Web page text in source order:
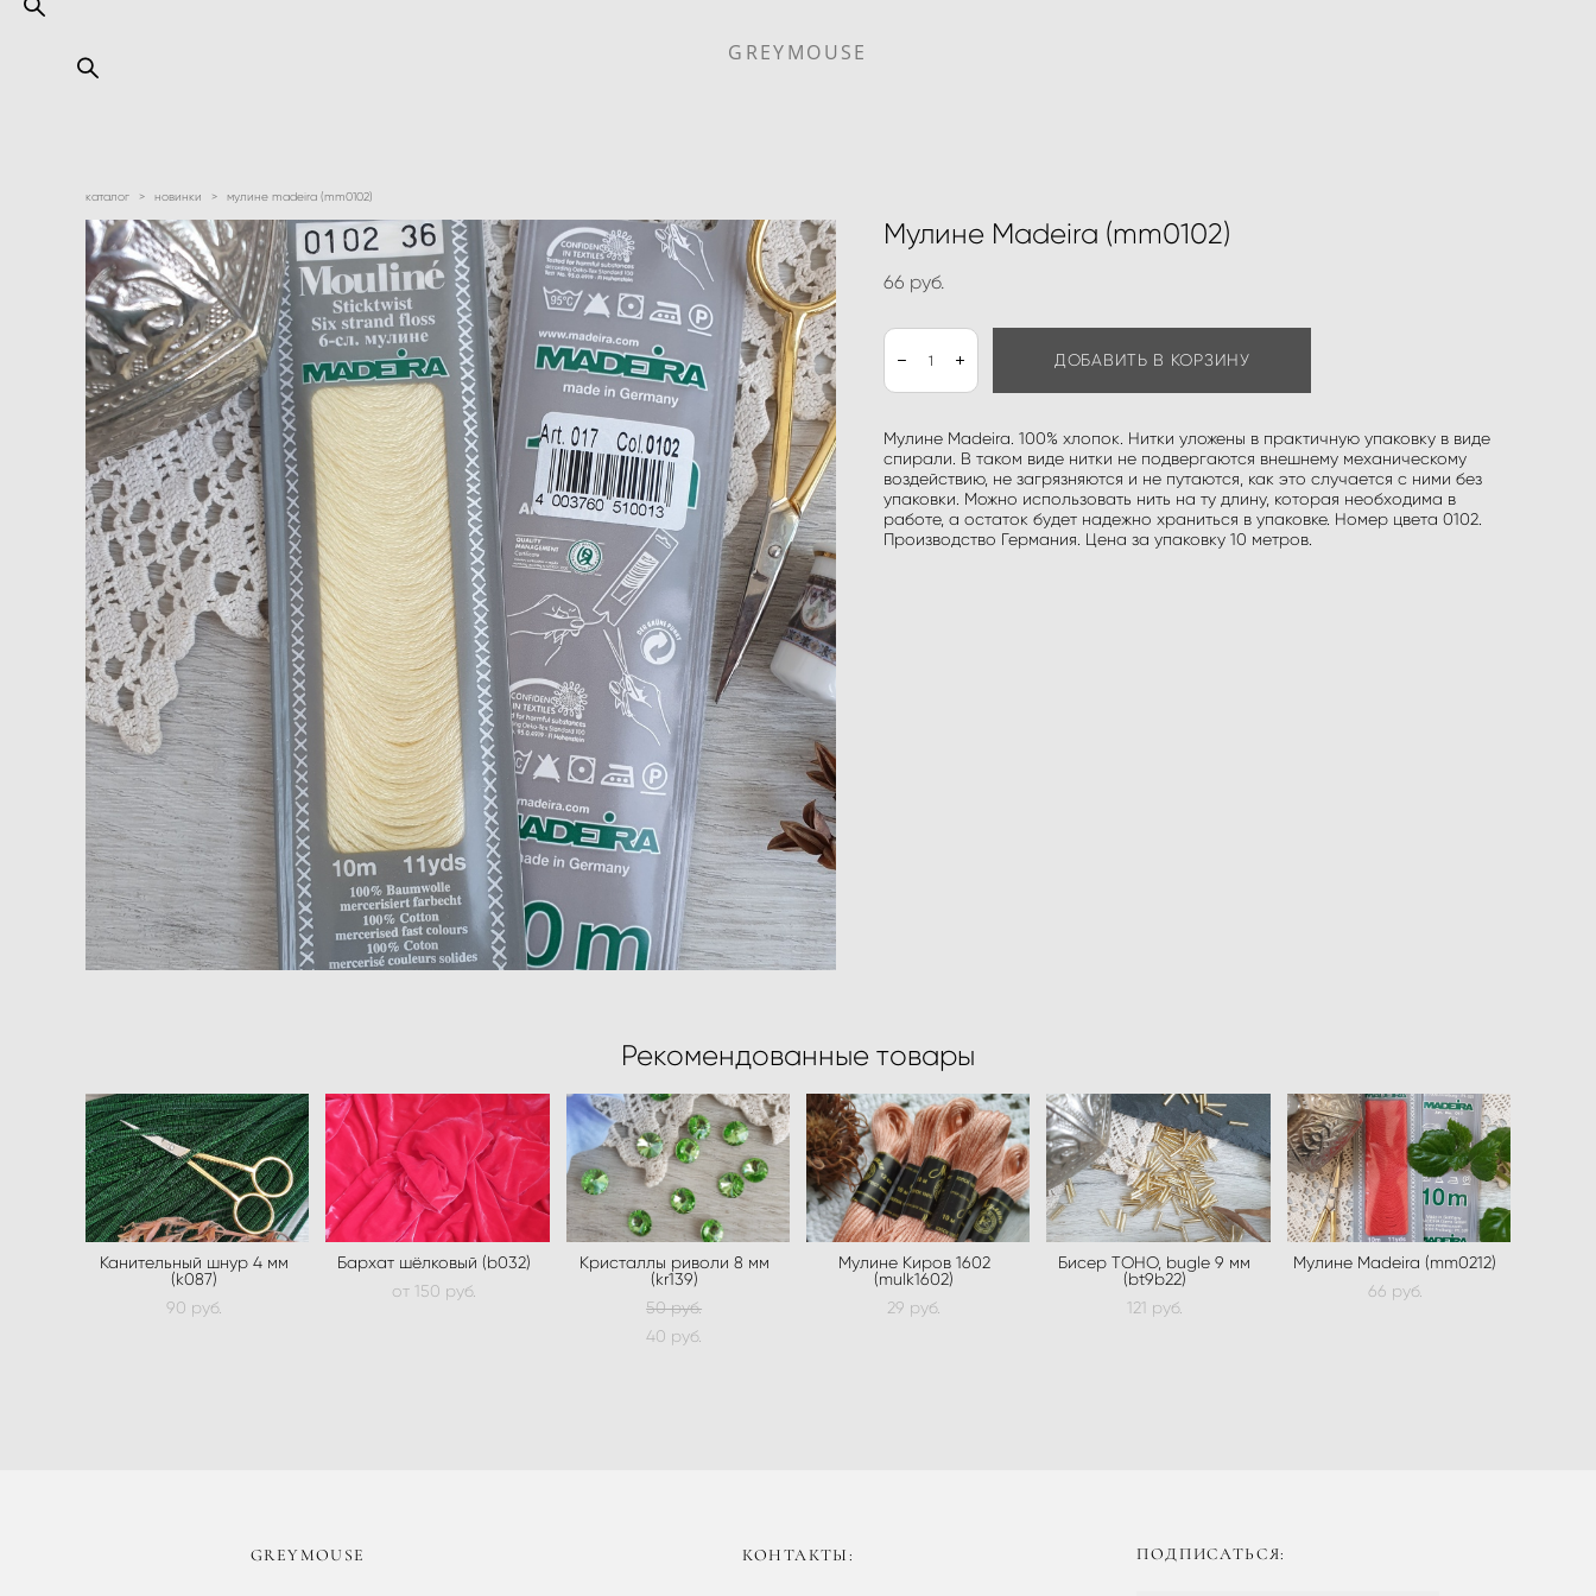
GREYMOUSE
каталог > новинки > мулине madeira (mm0102)
Мулине Madeira (mm0102)
66 pуб.
ДОБАВИТЬ В КОРЗИНУ
Мулине Madeira. 100% хлопок. Нитки уложены в практичную упаковку в виде
спирали. В таком виде нитки не подвергаются внешнему механическому
воздействию, не загрязняются и не путаются, как это случается с ними без
упаковки. Можно использовать нить на ту длину, которая необходима в
работе, а остаток будет надежно храниться в упаковке. Номер цвета 0102.
Производство Германия. Цена за упаковку 10 метров.
Рекомендованные товары
Канительный шнур 4 мм
(k087)
90 pуб.
Бархат шёлковый (b032)
от 150 pуб.
Кристаллы риволи 8 мм
(kr139)
50 pуб.
40 pуб.
Мулине Киров 1602
(mulk1602)
29 pуб.
Бисер ТOHO, bugle 9 мм
(bt9b22)
121 pуб.
Мулине Madeira (mm0212)
66 pуб.
​GREYMOUSE КОНТАКТЫ: ПОДПИСАТЬСЯ: